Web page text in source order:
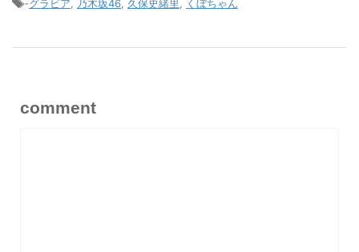
-グラビア 乃木坂46 久保史緒里 くぼちゃん
comment